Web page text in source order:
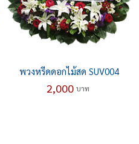
พวงหรีดดอกไม้สด SUV004
2,000 บาท